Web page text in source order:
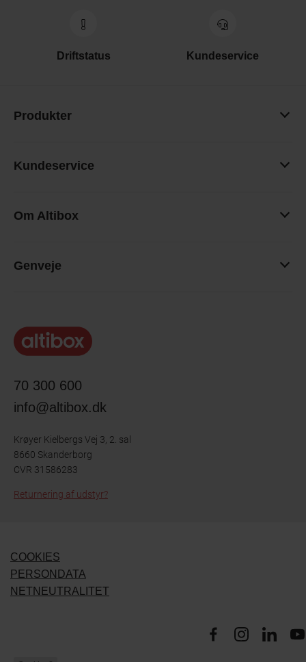
Driftstatus Kundeservice
Produkter
Kundeservice
Om Altibox
Genveje
70 300 600
info@altibox.dk
Krøyer Kielbergs Vej 3, 2. sal
8660 Skanderborg
CVR 31586283
Returnering af udstyr?
COOKIES
PERSONDATA
NETNEUTRALITET